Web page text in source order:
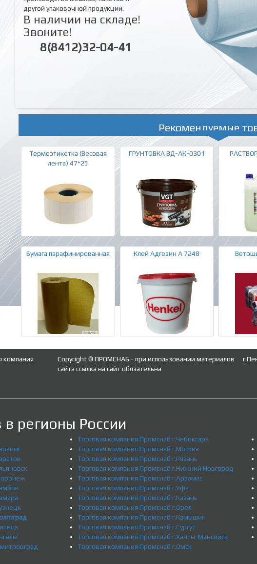
другой упаковочной продукции.
В наличии на складе!
Звоните!
8(8412)32-04-41
Рекомендуемые
Термоэтикетка (Весовая
лента) 47*25
ГРУНТОВКА ВД-АК-0301
Бумага парафинированная Клей Адгезин А 7248
компания
Copyright © ПРОМСНАБ - при использовании материалов
сайта ссылка на сайт обязательна
регионы России
Торговая компания Промснаб г.Чебоксары
Торговая компания Промснаб г.Москва
Торговая компания Промснаб г.Рязань
Торговая компания Промснаб г.Нижний Новгород
Торговая компания Промснаб г.Арзамас
Торговая компания Промснаб г.Уфа
Торговая компания Промснаб г.Казань
Торговая компания Промснаб г.Орел
Торговая компания Промснаб г.Камышин
Торговая компания Промснаб г.Сургут
Торговая компания Промснаб г.Ханты-Мансийск
Торговая компания Промснаб г.Омск